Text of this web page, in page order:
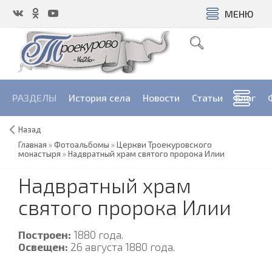
МЕНЮ
РАЗДЕЛЫ История села Новости Cтатьи Блог
Назад
Главная »Фотоальбомы »Церкви Троекуровского
монастыря »Надвратный храм святого пророка Илии
Надвратный храм
святого пророка Илии
Построен: 1880 года.
Освещен: 26 августа 1880 года.